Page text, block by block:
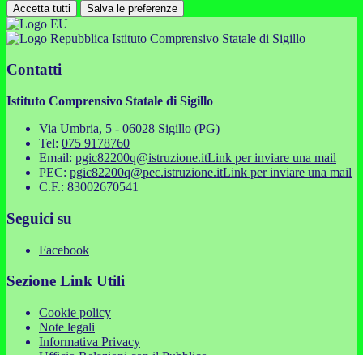
Accetta tutti Salva le preferenze
Istituto Comprensivo Statale di Sigillo
Contatti
Istituto Comprensivo Statale di Sigillo
Via Umbria, 5 - 06028 Sigillo (PG)
Tel: 075 9178760
Email: pgic82200q@istruzione.itLink per inviare una mail
PEC: pgic82200q@pec.istruzione.itLink per inviare una mail
C.F.: 83002670541
Seguici su
Facebook
Sezione Link Utili
Cookie policy
Note legali
Informativa Privacy